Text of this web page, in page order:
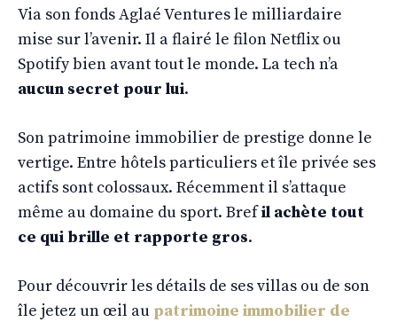
Via son fonds Aglaé Ventures le milliardaire
mise sur l’avenir. Il a flairé le filon Netflix ou
Spotify bien avant tout le monde. La tech n’a
aucun secret pour lui.
Son patrimoine immobilier de prestige donne le
vertige. Entre hôtels particuliers et île privée ses
actifs sont colossaux. Récemment il s’attaque
même au domaine du sport. Brefil achète tout
ce qui brille et rapporte gros.
Pour découvrir les détails de ses villas ou de son
île jetez un œil au patrimoine immobilier de